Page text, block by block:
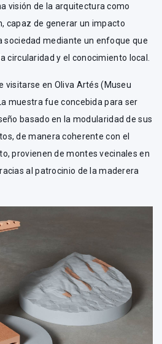
visión de la arquitectura como
capaz de generar un impacto
sociedad mediante un enfoque que
circularidad y el conocimiento local.
visitarse en Oliva Artés (Museu
muestra fue concebida para ser
basado en la modularidad de sus
de manera coherente con el
provienen de montes vecinales en
al patrocinio de la maderera